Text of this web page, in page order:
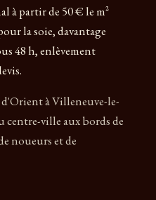
à partir de 50 € le m²
la soie, davantage
48 h, enlèvement
à Villeneuve-le-
centre-ville aux bords de
noueurs et de